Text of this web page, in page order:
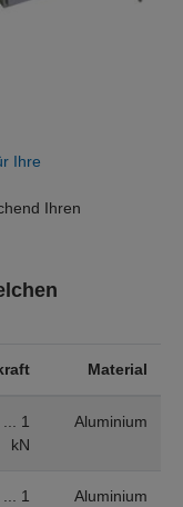
Ihre
Ihren
Material
1
kN
Aluminium
1
Aluminium